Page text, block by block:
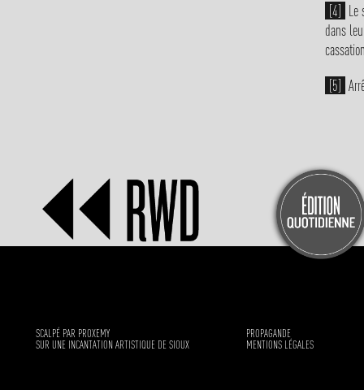
[4] Le
dans
[5]
SCALPÉ PAR PROXEMY
SUR UNE INCANTATION ARTISTIQUE DE SIOUX
PROPAGANDE
MENTIONS LÉGALES